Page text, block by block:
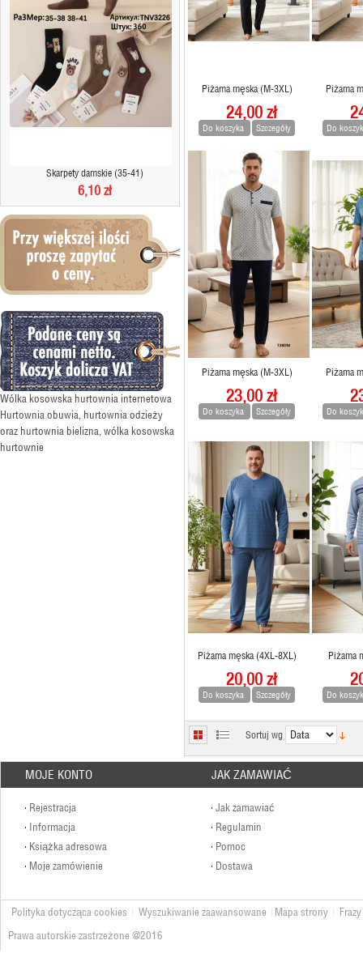
Skarpety damskie (35-41)
6,10 zł
Wólka kosowska hurtownia internetowa
Hurtownia obuwia, hurtownia odzieży
oraz hurtownia bielizna, wólka kosowska
hurtownie
Piżama męska (M-3XL)
24,00 zł
Do koszyka Szczegóły
Piżama
Do
Piżama męska (M-3XL)
23,00 zł
Do koszyka Szczegóły
Piżama
Do
Piżama męska (4XL-8XL)
20,00 zł
Do koszyka Szczegóły
Piżama
Do
Sortuj wg
MOJE KONTO
Rejestracja
Informacja
Książka adresowa
Moje zamówienie
JAK ZAMAWIAĆ
Jak zamawiać
Regulamin
Pomoc
Dostawa
Polityka dotycząca cookies Wyszukiwanie zaawansowane Mapa strony
Prawa autorskie zastrzeżone @2016